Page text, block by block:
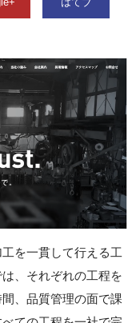
を一貫して行える工
、それぞれの工程を
、品質管理の面で課